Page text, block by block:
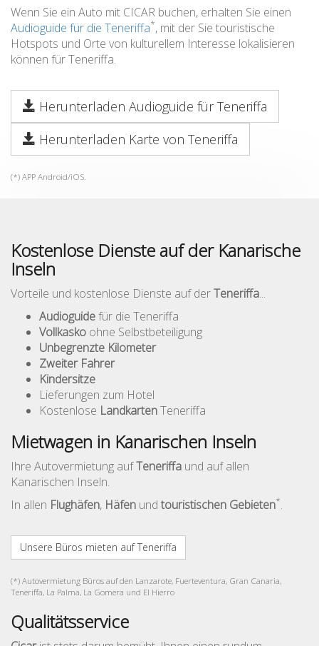
Wenn Sie ein Auto mit CICAR buchen, erhalten Sie einen
Audioguide für die Teneriffa*, mit der Sie touristische
Hotspots und Orte von kulturellem Interesse lokalisieren
können für Teneriffa.
Herunterladen Audioguide für Teneriffa
Herunterladen Karte von Teneriffa
(*) APP Android/iOS.
Kostenlose Dienste auf der Kanarische
Inseln
Vorteile und kostenlose Dienste auf derTeneriffa...
Audioguidefür die Teneriffa
Vollkasko ohne Selbstbeteiligung
Unbegrenzte Kilometer
Zweiter Fahrer
Kindersitze
Lieferungen zum Hotel
Kostenlose LandkartenTeneriffa
Mietwagen in Kanarischen Inseln
Ihre Autovermietung aufTeneriffa und auf allen
Kanarischen Inseln.
In allen Flughäfen, Häfen und touristischen Gebieten*.
Unsere Büros mieten auf Teneriffa
(*) Autovermietung Büros auf den Lanzarote, Fuerteventura, Gran Canaria,
Teneriffa, La Palma, La Gomera und El Hierro
Qualitätsservice